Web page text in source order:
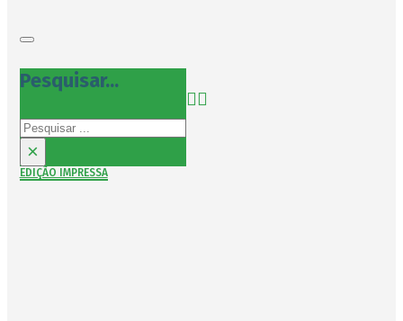
Pesquisar...
Pesquisar
×
EDIÇÃO IMPRESSA